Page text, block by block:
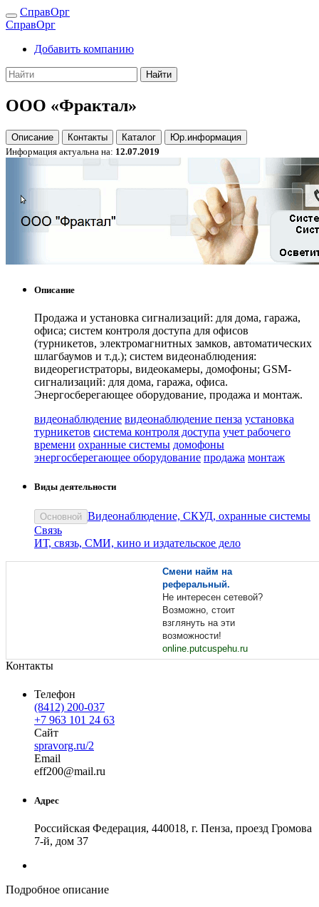
СправОрг
СправОрг
Добавить компанию
Найти
ООО «Фрактал»
Описание Контакты Каталог
Юр.информация
Информация актуальна на: 12.07.2019
Описание
Продажа и установка сигнализаций: для дома, гаража,
офиса; систем контроля доступа для офисов
(турникетов, электромагнитных замков, автоматических
шлагбаумов и т.д.); систем видеонаблюдения:
видеорегистраторы, видеокамеры, домофоны; GSM-
сигнализаций: для дома, гаража, офиса.
Энергосберегающее оборудование, продажа и монтаж.
видеонаблюдение видеонаблюдение пенза установка
турникетов система контроля доступа учет рабочего
времени охранные системы домофоны
энергосберегающее оборудование продажа монтаж
Виды деятельности
Основной Видеонаблюдение, СКУД, охранные системы
Связь
ИТ, связь, СМИ, кино и издательское дело
Смени найм на
реферальный.
Не интересен сетевой?
Возможно, стоит
взглянуть на эти
возможности!
online.putcuspehu.ru
Контакты
Телефон
(8412) 200-037
+7 963 101 24 63
Сайт
spravorg.ru/2
Email
eff200@mail.ru
Адрес
Российская Федерация, 440018, г. Пенза, проезд Громова
7-й, дом 37
Подробное описание